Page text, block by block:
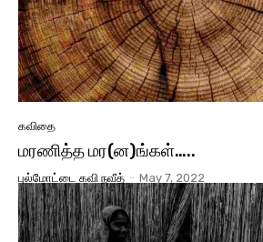
கவிதை
மரணித்த மர(ன)ங்கள்…..
புல்மோட்டை கவி நவீத் - May 7, 2022